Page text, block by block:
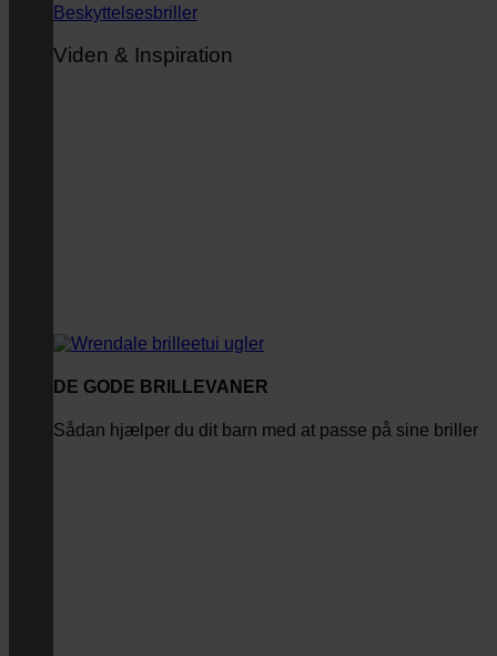
Beskyttelsesbriller
Viden & Inspiration
DE GODE BRILLEVANER
Sådan hjælper du dit barn med at passe på sine briller